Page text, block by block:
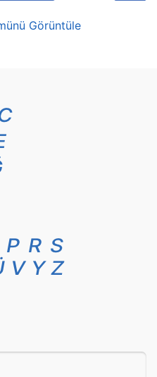
Görüntüle
P R S
V Y Z